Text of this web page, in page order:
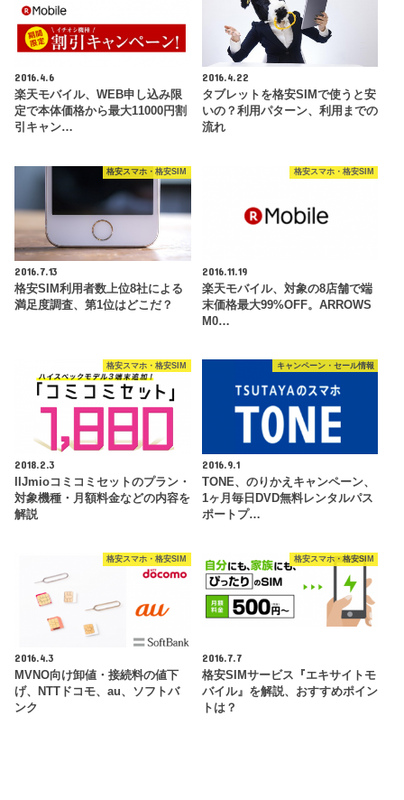
2016.4.6
楽天モバイル、WEB申し込み限
定で本体価格から最大11000円割
引キャン…
2016.4.22
タブレットを格安SIMで使うと安
いの？利用パターン、利用までの
流れ
格安スマホ・格安SIM
2016.7.13
格安SIM利用者数上位8社による
満足度調査、第1位はどこだ？
格安スマホ・格安SIM
2016.11.19
楽天モバイル、対象の8店舗で端
末価格最大99%OFF。ARROWS
M0…
格安スマホ・格安SIM
2018.2.3
IIJmioコミコミセットのプラン・
対象機種・月額料金などの内容を
解説
キャンペーン・セール情報
2016.9.1
TONE、のりかえキャンペーン、
1ヶ月毎日DVD無料レンタルパス
ポートプ…
格安スマホ・格安SIM
2016.4.3
MVNO向け卸値・接続料の値下
げ、NTTドコモ、au、ソフトバ
ンク
格安スマホ・格安SIM
2016.7.7
格安SIMサービス『エキサイトモ
バイル』を解説、おすすめポイン
トは？